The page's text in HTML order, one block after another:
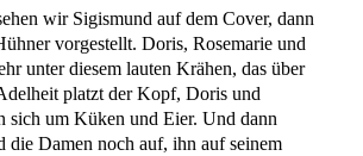
wir Sigismund auf dem Cover, dann
vorgestellt. Doris, Rosemarie und
unter diesem lauten Krähen, das über
platzt der Kopf, Doris und
sich um Küken und Eier. Und dann
die Damen noch auf, ihn auf seinem